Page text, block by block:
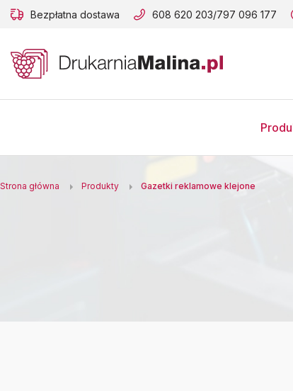
Bezpłatna dostawa 608 620 203/797 096 177
Strona główna Produkty Gazetki reklamowe klejone